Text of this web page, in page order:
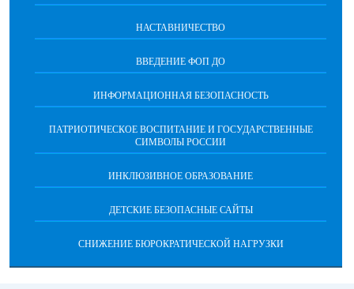
НАСТАВНИЧЕСТВО
ВВЕДЕНИЕ ФОП ДО
ИНФОРМАЦИОННАЯ БЕЗОПАСНОСТЬ
ПАТРИОТИЧЕСКОЕ ВОСПИТАНИЕ И ГОСУДАРСТВЕННЫЕ
СИМВОЛЫ РОССИИ
ИНКЛЮЗИВНОЕ ОБРАЗОВАНИЕ
ДЕТСКИЕ БЕЗОПАСНЫЕ САЙТЫ
СНИЖЕНИЕ БЮРОКРАТИЧЕСКОЙ НАГРУЗКИ